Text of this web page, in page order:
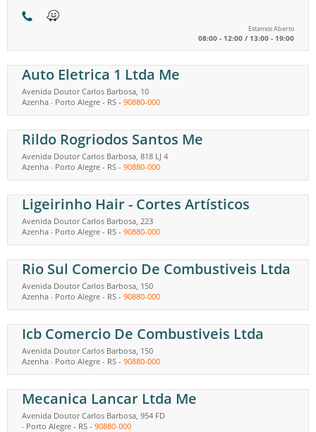
Estamos Aberto
08:00 - 12:00 / 13:00 - 19:00
Auto Eletrica 1 Ltda Me
Avenida Doutor Carlos Barbosa, 10
Azenha - Porto Alegre - RS - 90880-000
Rildo Rogriodos Santos Me
Avenida Doutor Carlos Barbosa, 818 LJ 4
Azenha - Porto Alegre - RS - 90880-000
Ligeirinho Hair - Cortes Artísticos
Avenida Doutor Carlos Barbosa, 223
Azenha - Porto Alegre - RS - 90880-000
Rio Sul Comercio De Combustiveis Ltda
Avenida Doutor Carlos Barbosa, 150
Azenha - Porto Alegre - RS - 90880-000
Icb Comercio De Combustiveis Ltda
Avenida Doutor Carlos Barbosa, 150
Azenha - Porto Alegre - RS - 90880-000
Mecanica Lancar Ltda Me
Avenida Doutor Carlos Barbosa, 954 FD
- Porto Alegre - RS - 90880-000